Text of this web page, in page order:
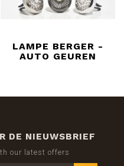
LAMPE BERGER -
AUTO GEUREN
DE NIEUWSBRIEF
our latest offers